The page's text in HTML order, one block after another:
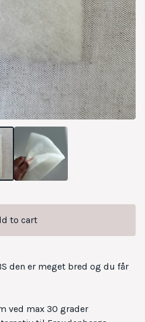
to cart
den er meget bred og du får
ved max 30 grader